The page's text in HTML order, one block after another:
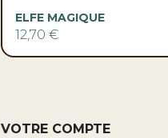
Aperçu rapide
ELFE MAGIQUE
12,70 €
VOTRE COMPTE